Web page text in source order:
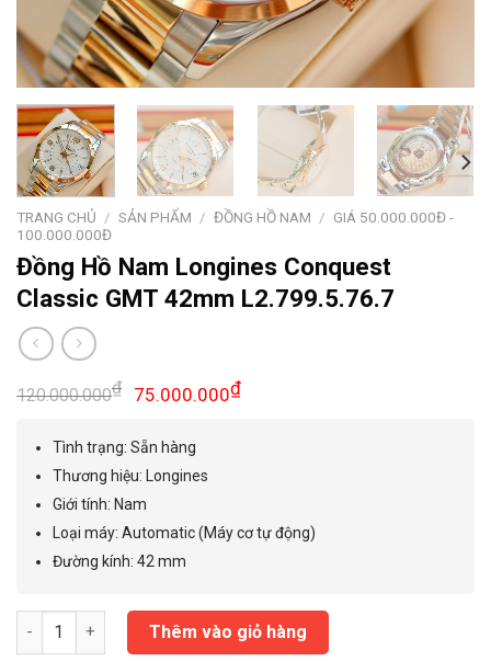
TRANG CHỦ / SẢN PHẨM / ĐỒNG HỒ NAM / GIÁ 50.000.000Đ -
100.000.000Đ
Đồng Hồ Nam Longines Conquest
Classic GMT 42mm L2.799.5.76.7
120.000.000₫
Giá
là:
120.000.000₫.
75.000.000₫Giá
Tình trạng: Sẵn hàng
Thương hiệu: Longines
Giới tính:Nam
Loại máy: Automatic (Máy cơ tự động)
Đường kính: 42 mm
Đồng Hồ Nam Longines Conquest Classic GMT 42mm
Thêm vào giỏ hàng